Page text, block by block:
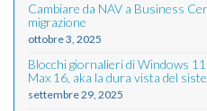
Cambiare da NAV a Business
migrazione
ottobre 3, 2025
Blocchi giornalieri di Windows
Max 16, aka la dura vista del
settembre 29, 2025